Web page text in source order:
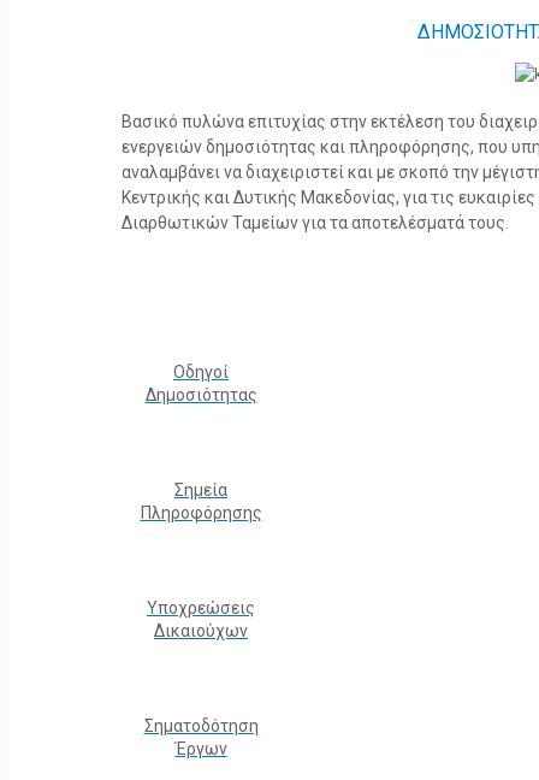
Βασικό πυλώνα επιτυχίας στην εκτέλεση του
ενεργειών δημοσιότητας και πληροφόρησης, που
αναλαμβάνει να διαχειριστεί και με σκοπό την
Κεντρικής και Δυτικής Μακεδονίας, για τις
Διαρθωτικών Ταμείων για τα αποτελέσματά τους.
Οδηγοί
Δημοσιότητας
Σημεία
Πληροφόρησης
Υποχρεώσεις
Δικαιούχων
Σηματοδότηση
Έργων